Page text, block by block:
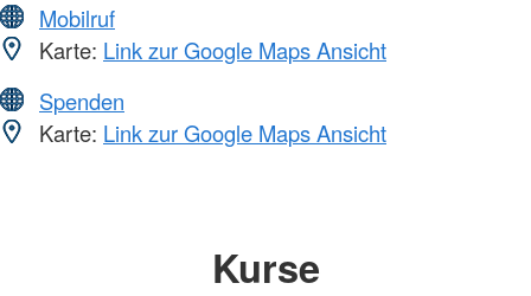
Mobilruf
Karte: Link zur Google Maps Ansicht
Spenden
Karte: Link zur Google Maps Ansicht
Kurse